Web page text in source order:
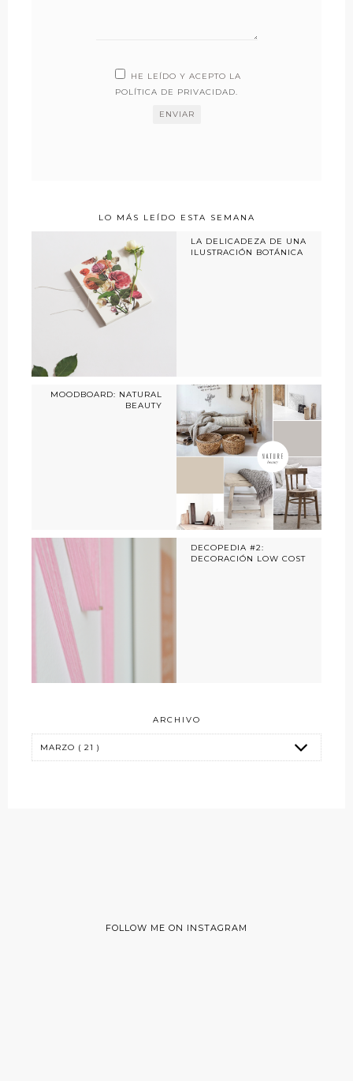
HE LEÍDO Y ACEPTO LA
POLÍTICA DE PRIVACIDAD.
LO MÁS LEÍDO ESTA SEMANA
LA DELICADEZA DE UNA
ILUSTRACIÓN BOTÁNICA
MOODBOARD: NATURAL
BEAUTY
DECOPEDIA #2:
DECORACIÓN LOW COST
ARCHIVO
FOLLOW ME ON INSTAGRAM